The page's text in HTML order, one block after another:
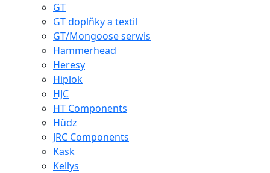
GT
GT doplňky a textil
GT/Mongoose serwis
Hammerhead
Heresy
Hiplok
HJC
HT Components
Hüdz
JRC Components
Kask
Kellys